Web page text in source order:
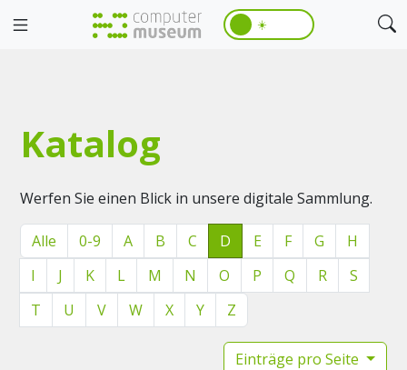
☀️
Katalog
Werfen Sie einen Blick in unsere digitale Sammlung.
Alle 0-9 A B C D E F G
H
I
J K L M N O P Q R
S
T
U V W X Y Z
Einträge pro Seite